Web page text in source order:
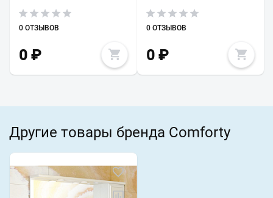
0 ОТЗЫВОВ
0 ₽
0 ОТЗЫВОВ
0₽
Другие товары бренда Comforty